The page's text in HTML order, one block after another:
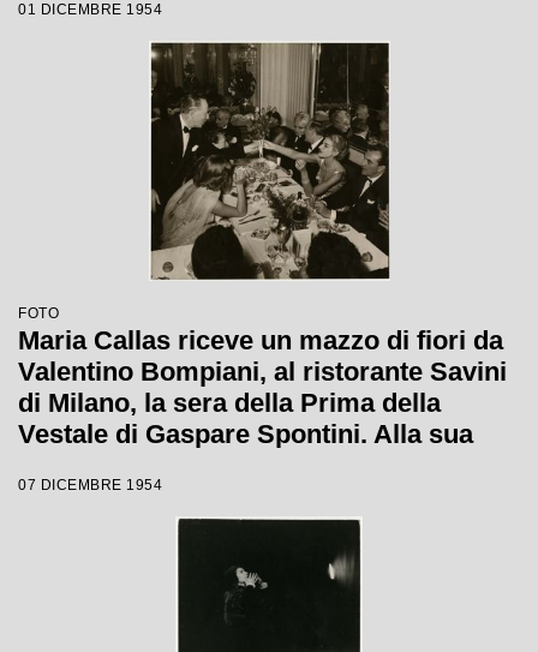
7 dicembre 1954 avrebbe inaugurato la
stagione lirica scaligera
01 DICEMBRE 1954
FOTO
Maria Callas riceve un mazzo di fiori da
Valentino Bompiani, al ristorante Savini
di Milano, la sera della Prima della
Vestale di Gaspare Spontini. Alla sua
capo tavola il marito Giovanni Battista
Meneghini, a sinistra del quale è seduto
il soprintendente del Teatro alla Scala
Antonio Ghiringhelli
07 DICEMBRE 1954